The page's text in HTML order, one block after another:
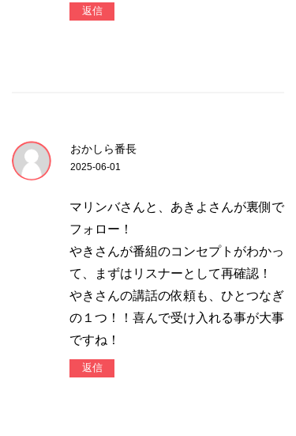
返信
おかしら番長
2025-06-01
マリンバさんと、あきよさんが裏側で
フォロー！
やきさんが番組のコンセプトがわかっ
て、まずはリスナーとして再確認！
やきさんの講話の依頼も、ひとつなぎ
の１つ！！喜んで受け入れる事が大事
ですね！
返信